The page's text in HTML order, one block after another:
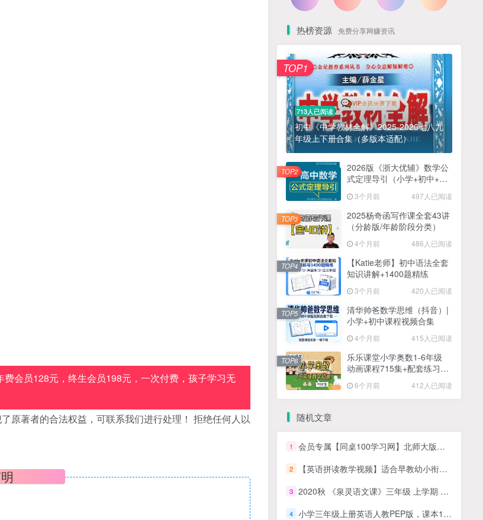
会员128元，终生会员198元，一次付费，孩子学习无
原著者的合法权益，可联系我们进行处理！ 拒绝任何人以
热榜资源 免费分享网赚资讯
713人已阅读
初中《中学教材全解》2025-2026七八九
年级上下册合集（多版本适配）
TOP1
2026版《浙大优辅》数学公
式定理导引（小学+初中+高
3个月前 497人已阅读
TOP2
2025杨奇函写作课全套43讲
（分龄版/年龄阶段分类）
4个月前 486人已阅读
TOP3
【Katie老师】初中语法全套
知识讲解+1400题精练
3个月前 420人已阅读
TOP4
清华帅爸数学思维（抖音）|
小学+初中课程视频合集
4个月前 415人已阅读
TOP5
乐乐课堂小学奥数1-6年级
动画课程715集+配套练习册
6个月前 412人已阅读
TOP6
随机文章
1 会员专属【同桌100学习网】北师大版小学英语四年级下册同步教学视频(王新芳)
2 【英语拼读教学视频】适合早教幼小衔接，启蒙阶段美式英语启蒙教程之音标自然拼读教学动画 【30集全】百度网盘下载
3 2020秋 《泉灵语文课》三年级 上学期 24讲带讲义MP4课程视频
4 小学三年级上册英语人教PEP版，课本1-6单元单词发音教学视频课